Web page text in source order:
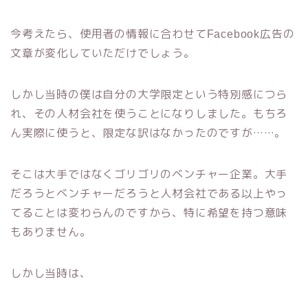
今考えたら、使用者の情報に合わせて Facebook広告の
文章が変化していただけでしょう。
しかし当時の僕は自分の大学限定という特別感につら
れ、その人材会社を使うことになりしました。もちろ
ん実際に使うと、限定な訳はなかったのですが……。
そこは大手ではなくゴリゴリのベンチャー企業。大手
だろうとベンチャーだろうと人材会社である以上やっ
てることは変わらんのですから、特に希望を持つ意味
もありません。
しかし当時は、